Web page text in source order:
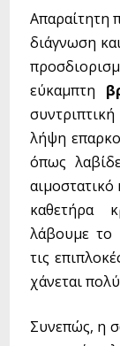
Απαραίτητη
διάγνωση
εύκαμπτη
λήψη
όπως
καθετήρα
λάβουμε το
τις
χάνεται
Συνεπώς, η